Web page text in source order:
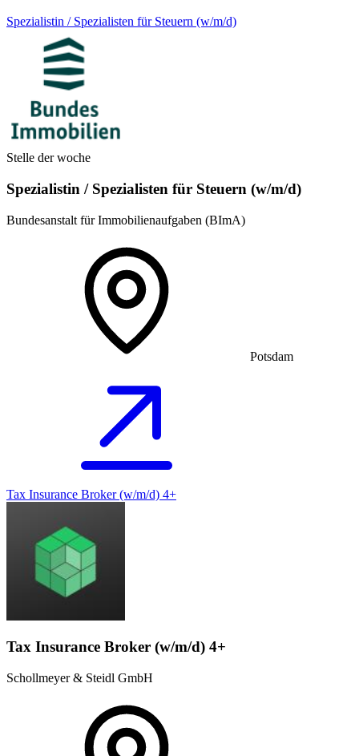
Spezialistin / Spezialisten für Steuern (w/m/d)
Stelle der woche
Spezialistin / Spezialisten für Steuern (w/m/d)
Bundesanstalt für Immobilienaufgaben (BImA)
Potsdam
Tax Insurance Broker (w/m/d) 4+
Tax Insurance Broker (w/m/d) 4+
Schollmeyer & Steidl GmbH